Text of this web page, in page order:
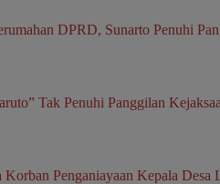
DPRD, Sunarto Penuhi
Tak Penuhi Panggilan
Penganiayaan Kepala Desa